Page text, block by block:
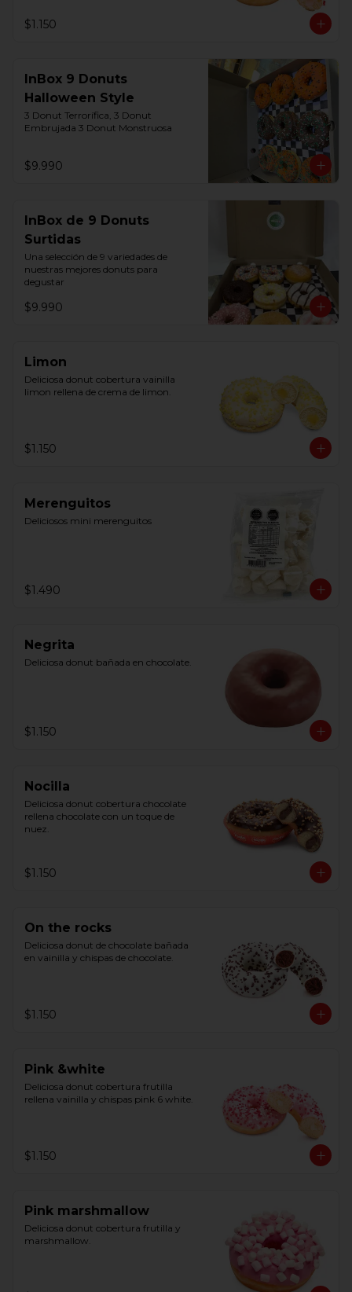
$1.150
InBox 9 Donuts
Halloween Style
3 Donut Terrorífica, 3 Donut
Embrujada 3 Donut Monstruosa
$9.990
InBox de 9 Donuts
Surtidas
Una selección de 9 variedades de
nuestras mejores donuts para
degustar
$9.990
Limon
Deliciosa donut cobertura vainilla
limon rellena de crema de limon.
$1.150
Merenguitos
Deliciosos mini merenguitos
$1.490
Negrita
Deliciosa donut bañada en chocolate.
$1.150
Nocilla
Deliciosa donut cobertura chocolate
rellena chocolate con un toque de
nuez.
$1.150
On the rocks
Deliciosa donut de chocolate bañada
en vainilla y chispas de chocolate.
$1.150
Pink &white
Deliciosa donut cobertura frutilla
rellena vainilla y chispas pink 6 white.
$1.150
Pink marshmallow
Deliciosa donut cobertura frutilla y
marshmallow.